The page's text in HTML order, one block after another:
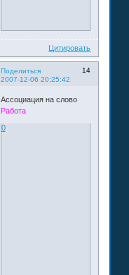
Цитировать
Поделиться
14
2007-12-06 20:25:42
Ассоциация на слово
Работа
0